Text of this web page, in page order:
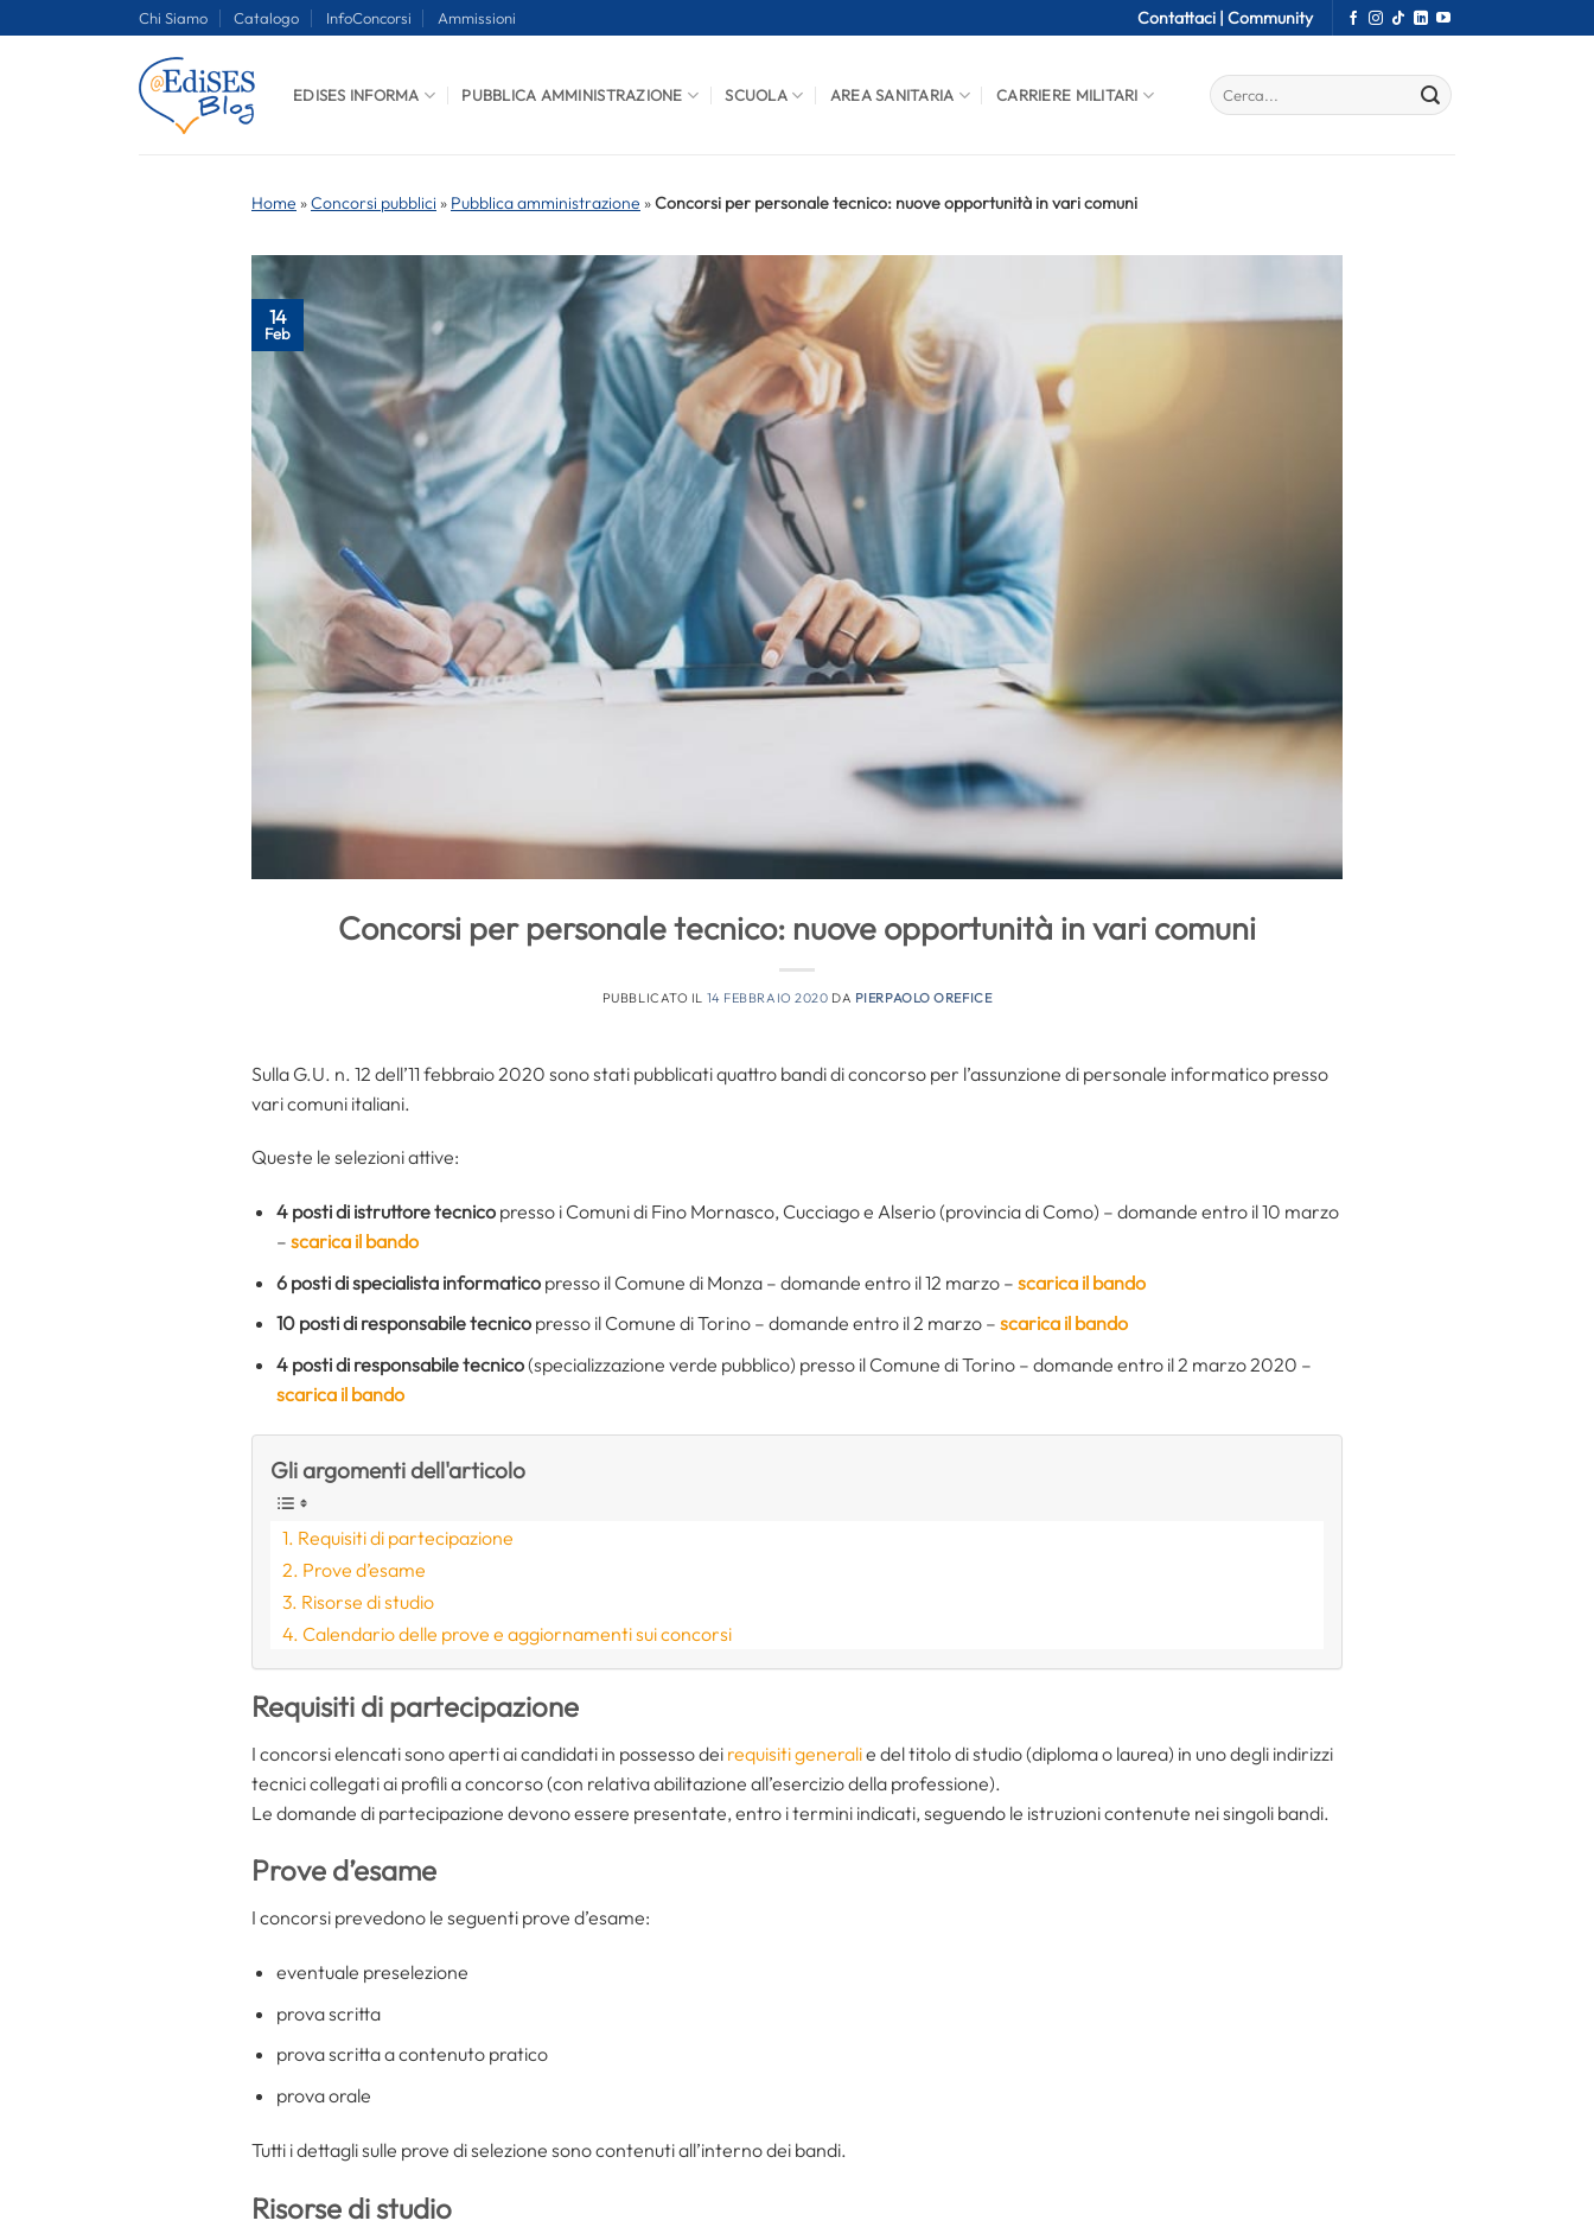
Chi Siamo Catalogo InfoConcorsi Ammissioni Contattaci | Community
EDISES INFORMA PUBBLICA AMMINISTRAZIONE SCUOLA AREA SANITARIA CARRIERE MILITARI
Home »Concorsi pubblici » Pubblica amministrazione »Concorsi per personale tecnico: nuove opportunità in vari comuni
14
Feb
Concorsi per personale tecnico: nuove opportunità in vari comuni
PUBBLICATO IL 14 FEBBRAIO 2020 DA PIERPAOLO OREFICE
Sulla G.U. n. 12 dell’11 febbraio 2020 sono stati pubblicati quattro bandi di concorso per l’assunzione di personale informatico presso
vari comuni italiani.
Queste le selezioni attive:
4 posti di istruttore tecnicopresso i Comuni di Fino Mornasco, Cucciago e Alserio (provincia di Como) – domande entro il 10 marzo
– scarica il bando
6 posti di specialista informaticopresso il Comune di Monza – domande entro il 12 marzo – scarica il bando
10 posti di responsabile tecnicopresso il Comune di Torino – domande entro il 2 marzo – scarica il bando
4 posti di responsabile tecnico(specializzazione verde pubblico) presso il Comune di Torino – domande entro il 2 marzo 2020 –
scarica il bando
Gli argomenti dell'articolo
Requisiti di partecipazione
Prove d’esame
Risorse di studio
Calendario delle prove e aggiornamenti sui concorsi
Requisiti di partecipazione
I concorsi elencati sono aperti ai candidati in possesso dei requisiti generalie del titolo di studio (diploma o laurea) in uno degli indirizzi
tecnici collegati ai profili a concorso (con relativa abilitazione all’esercizio della professione).
Le domande di partecipazione devono essere presentate, entro i termini indicati, seguendo le istruzioni contenute nei singoli bandi.
Prove d’esame
I concorsi prevedono le seguenti prove d’esame:
eventuale preselezione
prova scritta
prova scritta a contenuto pratico
prova orale
Tutti i dettagli sulle prove di selezione sono contenuti all’interno dei bandi.
Risorse di studio